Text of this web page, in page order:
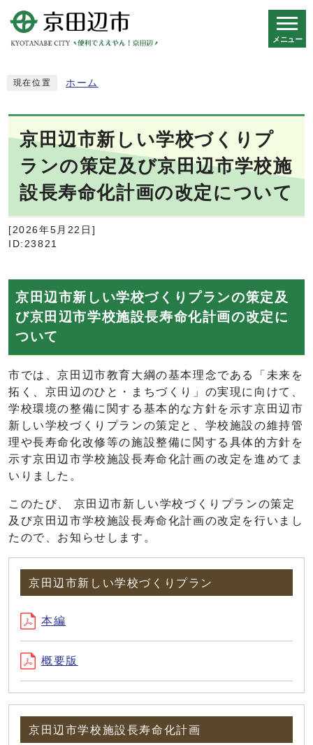
メニュー
現在位置 ホーム
京田辺市新しい学校づくりプ
ランの策定及び京田辺市学校施
設長寿命化計画の改定について
[2026年5月22日]
ID:23821
京田辺市新しい学校づくりプランの策定及
び京田辺市学校施設長寿命化計画の改定に
ついて
市では、京田辺市教育大綱の基本理念である「未来を
拓く、京田辺のひと・まちづくり」の実現に向けて、
学校環境の整備に関する基本的な方針を示す京田辺市
新しい学校づくりプランの策定と、学校施設の維持管
理や長寿命化改修等の施設整備に関する具体的方針を
示す京田辺市学校施設長寿命化計画の改定を進めてま
いりました。
このたび、 京田辺市新しい学校づくりプランの策定
及び京田辺市学校施設長寿命化計画の改定を行いまし
たので、お知らせします。
京田辺市新しい学校づくりプラン
本編
概要版
京田辺市学校施設長寿命化計画